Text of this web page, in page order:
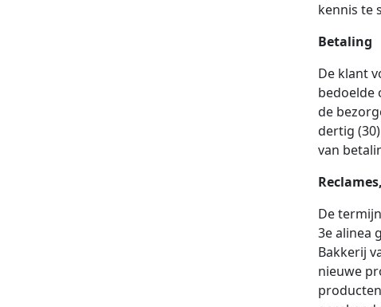
kennis te
Betaling
De klant
bedoelde
de
dertig
van
De
3e alinea
Bakkerij
nieuwe